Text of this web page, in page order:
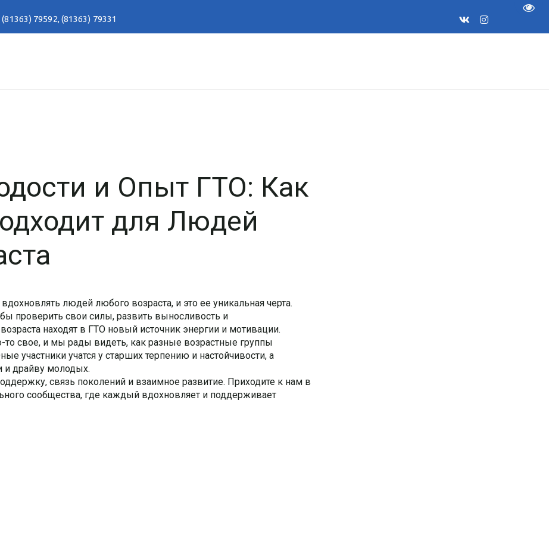
(81363) 79592,(81363) 79331
и Опыт ГТО: Как
для Людей
людей любого возраста, и это ее уникальная черта.
проверить свои силы, развить выносливость и
находят в ГТО новый источник энергии и мотивации.
свое, и мы рады видеть, как разные возрастные группы
участники учатся у старших терпению и настойчивости, а
и драйву молодых.
связь поколений и взаимное развитие. Приходите к нам в
сообщества, где каждый вдохновляет и поддерживает